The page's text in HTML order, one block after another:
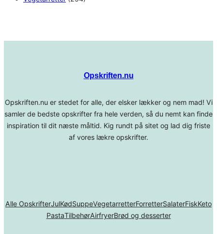
Opskriften.nu
Opskriften.nu er stedet for alle, der elsker lækker og nem mad! Vi
samler de bedste opskrifter fra hele verden, så du nemt kan finde
inspiration til dit næste måltid. Kig rundt på sitet og lad dig friste
af vores lækre opskrifter.
Alle OpskrifterJulKødSuppeVegetarretterForretterSalaterFiskKeto
PastaTilbehørAirfryerBrød og desserter